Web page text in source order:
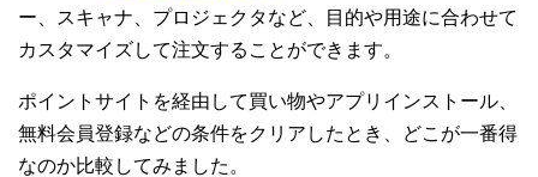
ー、スキャナ、プロジェクタなど、目的や用途に合わせて
カスタマイズして注文することができます。
ポイントサイトを経由して買い物やアプリインストール、
無料会員登録などの条件をクリアしたとき、どこが一番得
なのか比較してみました。